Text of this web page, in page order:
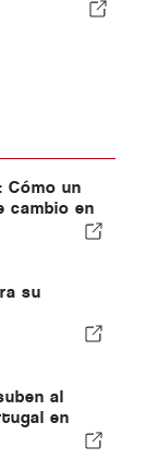
Cómo un
cambio en
su
al
en
de Faro